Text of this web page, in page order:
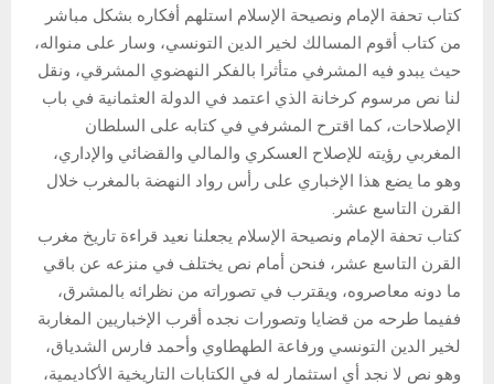
كتاب تحفة الإمام ونصيحة الإسلام استلهم أفكاره بشكل مباشر
من كتاب أقوم المسالك لخير الدين التونسي، وسار على منواله،
حيث يبدو فيه المشرفي متأثرا بالفكر النهضوي المشرقي، ونقل
لنا نص مرسوم كرخانة الذي اعتمد في الدولة العثمانية في باب
الإصلاحات، كما اقترح المشرفي في كتابه على السلطان
المغربي رؤيته للإصلاح العسكري والمالي والقضائي والإداري،
وهو ما يضع هذا الإخباري على رأس رواد النهضة بالمغرب خلال
القرن التاسع عشر.
كتاب تحفة الإمام ونصيحة الإسلام يجعلنا نعيد قراءة تاريخ مغرب
القرن التاسع عشر، فنحن أمام نص يختلف في منزعه عن باقي
ما دونه معاصروه، ويقترب في تصوراته من نظرائه بالمشرق،
ففيما طرحه من قضايا وتصورات نجده أقرب الإخباريين المغاربة
لخير الدين التونسي ورفاعة الطهطاوي وأحمد فارس الشدياق،
وهو نص لا نجد أي استثمار له في الكتابات التاريخية الأكاديمية،